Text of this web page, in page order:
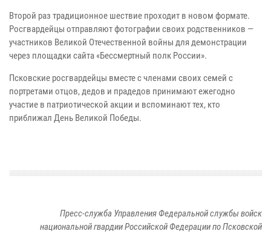
Второй раз традиционное шествие проходит в новом формате.
Росгвардейцы отправляют фотографии своих родственников —
участников Великой Отечественной войны для демонстрации
через площадки сайта «Бессмертный полк России».
Псковские росгвардейцы вместе с членами своих семей с
портретами отцов, дедов и прадедов принимают ежегодно
участие в патриотической акции и вспоминают тех, кто
приближал День Великой Победы.
Пресс-служба Управления Федеральной службы войск
национальной гвардии Российской Федерации по Псковской